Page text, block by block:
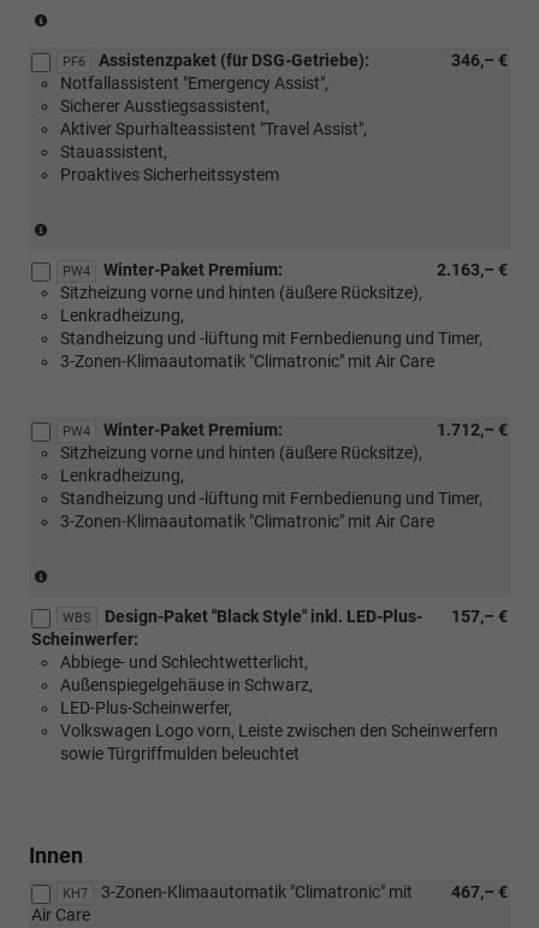
Schaltgetriebe)
PF6 346,– €
Assistenzpaket (für DSG-Getriebe):
Notfallassistent "Emergency Assist",
Sicherer Ausstiegsassistent,
Aktiver Spurhalteassistent "Travel Assist",
Stauassistent,
Proaktives Sicherheitssystem
DSG-
Getriebe)
PW4 2.163,– €
Winter-Paket Premium:
Sitzheizung vorne und hinten (äußere Rücksitze),
Lenkradheizung,
Standheizung und -lüftung mit Fernbedienung und Timer,
3-Zonen-Klimaautomatik "Climatronic" mit Air Care
PW4 1.712,– €
Winter-Paket Premium:
Sitzheizung vorne und hinten (äußere Rücksitze),
Lenkradheizung,
Standheizung und -lüftung mit Fernbedienung und Timer,
3-Zonen-Klimaautomatik "Climatronic" mit Air Care
Verbinding
mit:
[W51]
Sonderangebotspaket
"Komfort")
WBS 157,– €
Design-Paket "Black Style" inkl. LED-Plus-
Scheinwerfer:
Abbiege- und Schlechtwetterlicht,
Außenspiegelgehäuse in Schwarz,
LED-Plus-Scheinwerfer,
Volkswagen Logo vorn, Leiste zwischen den Scheinwerfern
sowie Türgriffmulden beleuchtet
Innen
KH7 467,– €
3-Zonen-Klimaautomatik "Climatronic" mit
Air Care